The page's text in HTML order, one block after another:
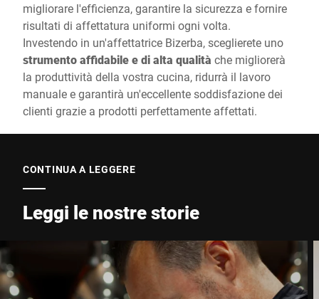
migliorare l'efficienza, garantire la sicurezza e fornire
risultati di affettatura uniformi ogni volta.
Investendo in un'affettatrice Bizerba, sceglierete uno
strumento affidabile e di alta qualità che migliorerà
la produttività della vostra cucina, ridurrà il lavoro
manuale e garantirà un'eccellente soddisfazione dei
clienti grazie a prodotti perfettamente affettati.
CONTINUA A LEGGERE
Leggi le nostre storie